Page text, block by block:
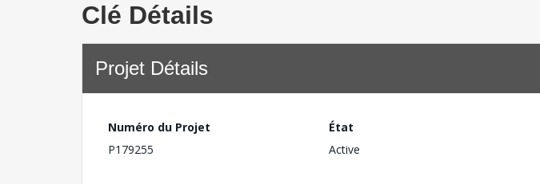
Clé Détails
Projet Détails
Numéro du Projet
P179255
État
Active